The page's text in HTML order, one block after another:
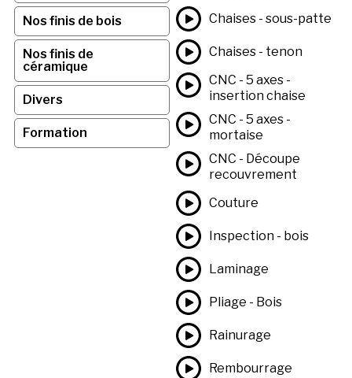
Nos finis de bois
Nos finis de
céramique
Divers
Formation
Chaises - sous-patte
Chaises - tenon
CNC - 5 axes -
insertion chaise
CNC - 5 axes -
mortaise
CNC - Découpe
recouvrement
Couture
Inspection - bois
Laminage
Pliage - Bois
Rainurage
Rembourrage